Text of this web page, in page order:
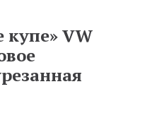
купе» VW